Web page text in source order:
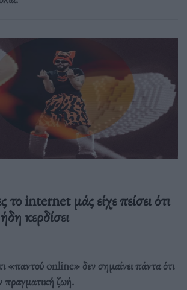
το internet μάς είχε πείσει ότι
κερδίσει
«παντού online» δεν σημαίνει πάντα ότι
πραγματική ζωή.